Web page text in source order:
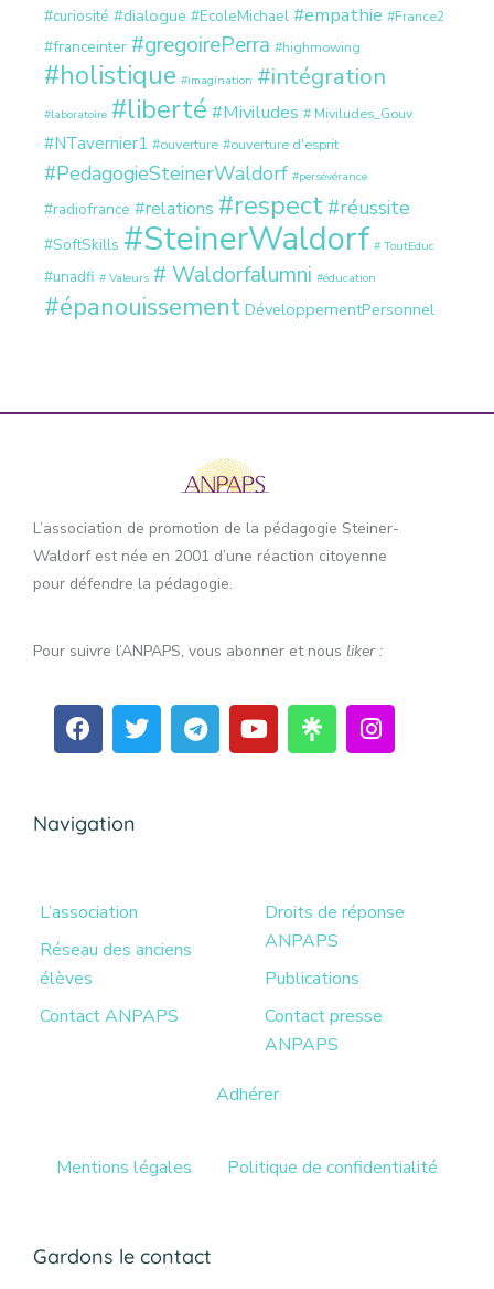
#curiosité #dialogue #EcoleMichael #empathie #France2
#franceinter #gregoirePerra #highmowing
#holistique #imagination #intégration
#laboratoire #liberté #Miviludes # Miviludes_Gouv
#NTavernier1 #ouverture #ouverture d'esprit
#PedagogieSteinerWaldorf #persévérance
#radiofrance #relations #respect #réussite
#SoftSkills #SteinerWaldorf # ToutEduc
#unadfi # Valeurs # Waldorfalumni #éducation
#épanouissement DéveloppementPersonnel
L’association de promotion de la pédagogie Steiner-
Waldorf est née en 2001 d’une réaction citoyenne
pour défendre la pédagogie.
Pour suivre l’ANPAPS, vous abonner et nous liker :
Navigation
L’association
Réseau des anciens
élèves
Contact ANPAPS
Droits de réponse
ANPAPS
Publications
Contact presse
ANPAPS
Adhérer
Mentions légales Politique de confidentialité
Gardons le contact